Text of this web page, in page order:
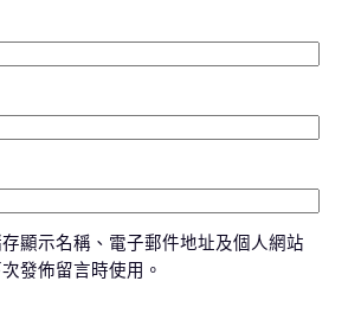
顯示名稱、電子郵件地址及個人網站
發佈留言時使用。